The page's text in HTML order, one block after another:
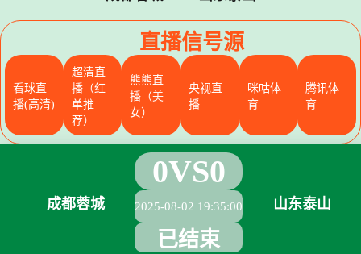
直播信号源
看球直
播(高清)
超清直
播（红
单推
荐）
熊熊直
播（美
女）
央视直
播
咪咕体
育
腾讯体
育
成都蓉城
0VS0
2025-08-02 19:35:00
已结束
山东泰山